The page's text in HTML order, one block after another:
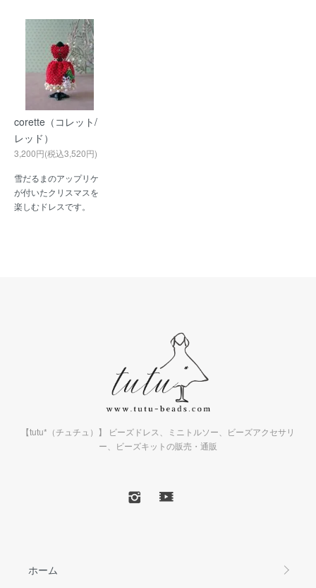
corette（コレット/
レッド）
3,200円(税込3,520円)
雪だるまのアップリケ
が付いたクリスマスを
楽しむドレスです。
【tutu*（チュチュ）】 ビーズドレス、ミニトルソー、ビーズアクセサリ
ー、ビーズキットの販売・通販
ホーム